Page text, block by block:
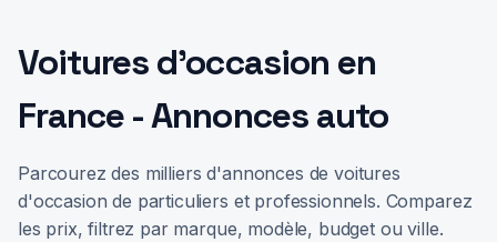
Voitures d'occasion en
France - Annonces auto
Parcourez des milliers d'annonces de voitures
d'occasion de particuliers et professionnels. Comparez
les prix, filtrez par marque, modèle, budget ou ville.